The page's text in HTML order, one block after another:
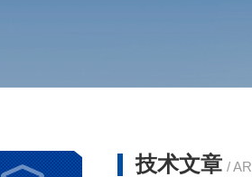
技术文章 /